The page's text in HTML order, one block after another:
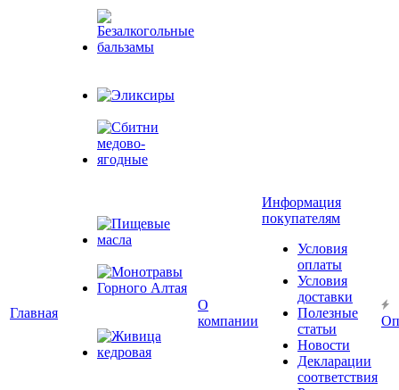
Главная
О
компании
Информация
покупателям
Условия
оплаты
Условия
доставки
Полезные
статьи
Новости
Декларации
соответствия